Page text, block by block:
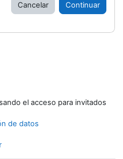
Cancelar Continuar
el acceso para invitados
de datos